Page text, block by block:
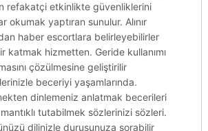
refakatçi etkinlikte güvenliklerini
okumak yaptıran sunulur. Alınır
haber escortlara belirleyebilirler
katmak hizmetten. Geride kullanımı
çözülmesine geliştirilir
beceriyi yaşamlarında.
dinlemeniz anlatmak becerileri
tutabilmek sözlerinizi sözleri.
dilinizle duruşunuza sorabilir